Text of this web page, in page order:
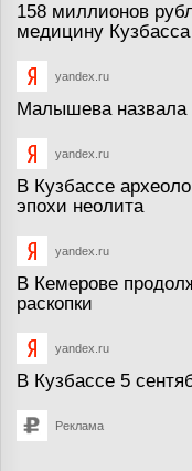
158 миллионов
медицину Кузбасса
yandex.ru
Малышева
yandex.ru
В Кузбассе
эпохи неолита
yandex.ru
В Кемерове
раскопки
yandex.ru
В Кузбассе 5
Реклама